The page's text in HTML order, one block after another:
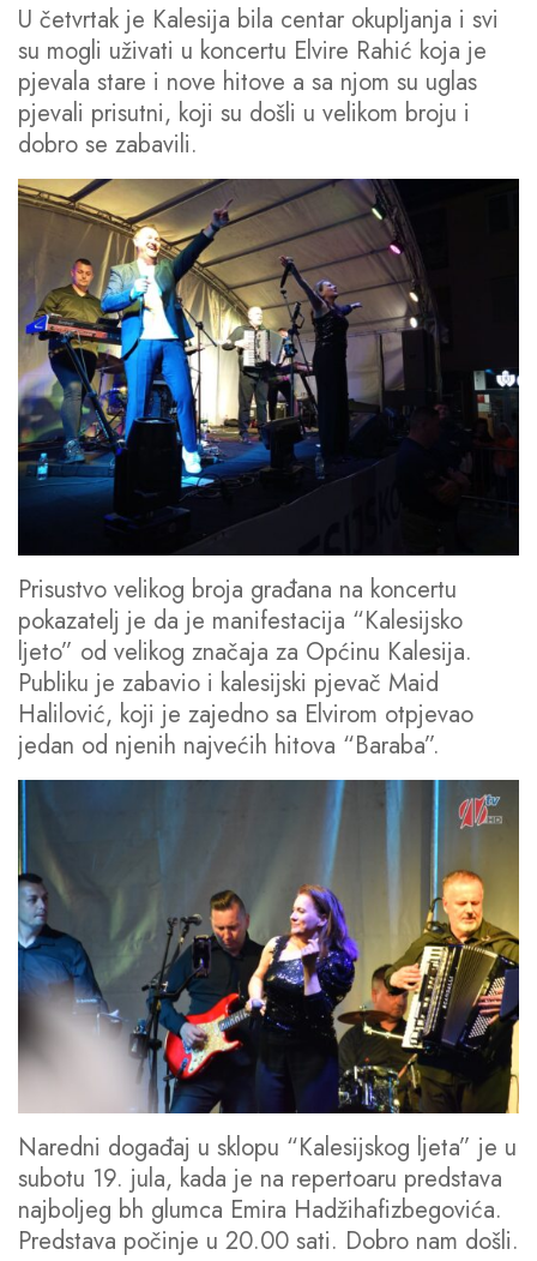
U četvrtak je Kalesija bila centar okupljanja i svi
su mogli uživati u koncertu Elvire Rahić koja je
pjevala stare i nove hitove a sa njom su uglas
pjevali prisutni, koji su došli u velikom broju i
dobro se zabavili.
Prisustvo velikog broja građana na koncertu
pokazatelj je da je manifestacija “Kalesijsko
ljeto” od velikog značaja za Općinu Kalesija.
Publiku je zabavio i kalesijski pjevač Maid
Halilović, koji je zajedno sa Elvirom otpjevao
jedan od njenih najvećih hitova “Baraba”.
Naredni događaj u sklopu “Kalesijskog ljeta” je u
subotu 19. jula, kada je na repertoaru predstava
najboljeg bh glumca Emira Hadžihafizbegovića.
Predstava počinje u 20.00 sati. Dobro nam došli.